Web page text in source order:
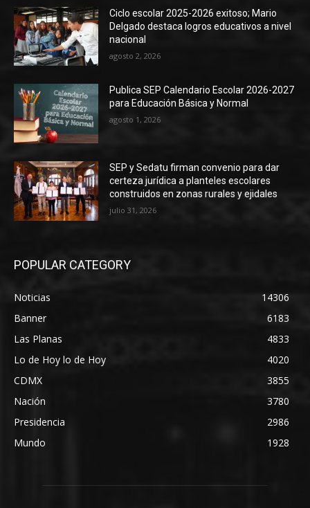
Ciclo escolar 2025-2026 exitoso; Mario
Delgado destaca logros educativos a nivel
nacional
agosto 2, 2026
Publica SEP Calendario Escolar 2026-2027
para Educación Básica y Normal
agosto 1, 2026
SEP y Sedatu firman convenio para dar
certeza jurídica a planteles escolares
construidos en zonas rurales y ejidales
julio 31, 2026
POPULAR CATEGORY
Noticias
14306
Banner
6183
Las Planas
4833
Lo de Hoy lo de Hoy
4020
CDMX
3855
Nación
3780
Presidencia
2986
Mundo
1928